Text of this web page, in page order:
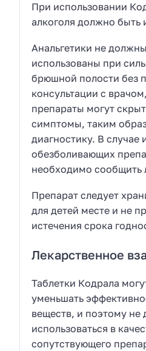
При использовании
алкоголя должно быть
Анальгетики не
использованы при
брюшной полости без
консультации с
препараты могут
симптомы, таким
диагностику. В случае
обезболивающих
необходимо сообщить
Препарат следует
для детей месте и не
истечения срока
Лекарственное
Таблетки Кодрала
уменьшать
веществ, и поэтому не
использоваться в
сопутствующего